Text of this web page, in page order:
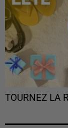
TOURNEZ LA